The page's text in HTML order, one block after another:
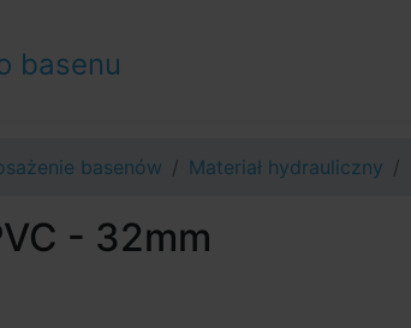
basenu
basenów Materiał hydrauliczny
- 32mm